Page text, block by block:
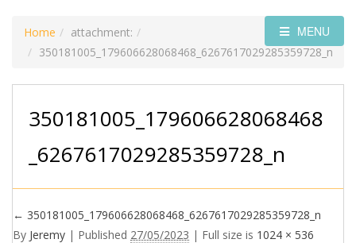
MENU
Home
attachment:
350181005_179606628068468_6267617029285359728_n
350181005_179606628068468
_6267617029285359728_n
← 350181005_179606628068468_6267617029285359728_n
By Jeremy | Published 27/05/2023 | Full size is 1024 × 536